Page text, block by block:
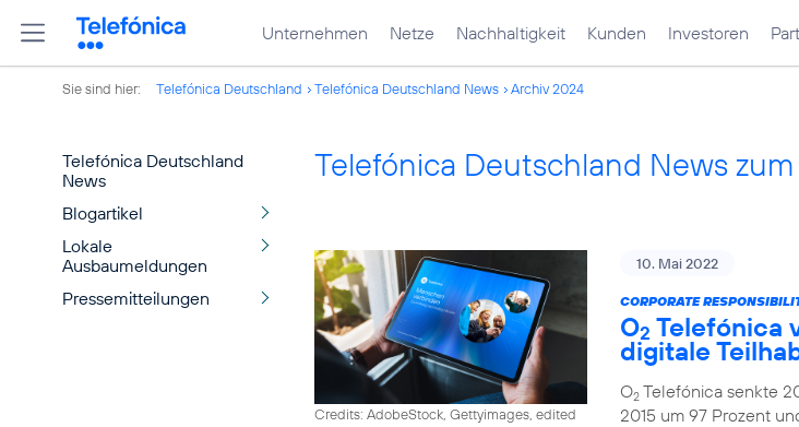
Unternehmen Netze Nachhaltigkeit Kunden Investoren
Sie sind hier: Telefónica Deutschland Telefónica Deutschland News Archiv 2024
Telefónica Deutschland
News
Blogartikel
Lokale
Ausbaumeldungen
Pressemitteilungen
Telefónica Deutschland News
Credits: AdobeStock, Gettyimages, edited
10. Mai 2022
CORPORATE
O2 Telefónica
digitale
O2 Telefónica senkte
2015 um 97 Prozent